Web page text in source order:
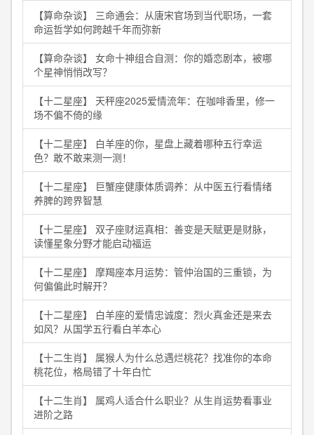
【算命杂谈】 三命通会：从唐宋官场到当代职场，一套
命运哲学如何跨越千年而弥新
【算命杂谈】 女命十神组合自测：你的婚恋剧本，被哪
个星神悄悄改写？
【十二星座】 天秤座2025爱情流年：在咖啡香里，修一
场不偏不倚的缘
【十二星座】 白羊座的你，星盘上藏着哪种五行幸运
色？敢不敢来测一测！
【十二星座】 巨蟹座健康体质调养：从中医五行看情绪
养脾的跨界智慧
【十二星座】 双子座财运真相：善变是天赋更是财脉，
读懂星象分野才能启动福运
【十二星座】 摩羯座本月运势：管仲治国的三重锁，为
何偏偏此时解开？
【十二星座】 白羊座的爱情忠诚度：烈火真金还是来去
如风？从国学五行看白羊本心
【十二生肖】 属猴人为什么总遇烂桃花？找准你的本命
桃花位，格局错了十年白忙
【十二生肖】 属鸡人适合什么职业？从生肖运势看事业
进阶之路